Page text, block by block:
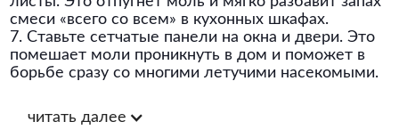
смеси «всего со всем» в кухонных шкафах.
7. Ставьте сетчатые панели на окна и двери. Это
помешает моли проникнуть в дом и поможет в
борьбе сразу со многими летучими насекомыми.
читать далее